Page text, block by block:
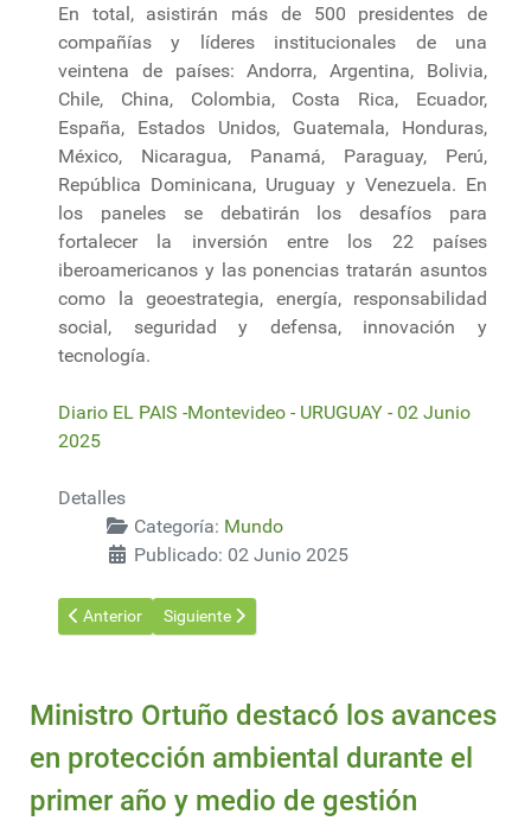
En total, asistirán más de 500 presidentes de
compañías y líderes institucionales de una
veintena de países: Andorra, Argentina, Bolivia,
Chile, China, Colombia, Costa Rica, Ecuador,
España, Estados Unidos, Guatemala, Honduras,
México, Nicaragua, Panamá, Paraguay, Perú,
República Dominicana, Uruguay y Venezuela. En
los paneles se debatirán los desafíos para
fortalecer la inversión entre los 22 países
iberoamericanos y las ponencias tratarán asuntos
como la geoestrategia, energía, responsabilidad
social, seguridad y defensa, innovación y
tecnología.
Diario EL PAIS -Montevideo - URUGUAY - 02 Junio
2025
Detalles
Categoría: Mundo
Publicado: 02 Junio 2025
Artículo anterior: North America needs sustainably sourced
Anterior Artículo siguiente: Japón: proyectos pioneros de
Siguiente
Ministro Ortuño destacó los avances
en protección ambiental durante el
primer año y medio de gestión